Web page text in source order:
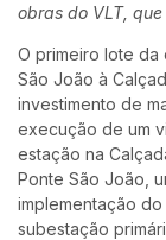
obras do VLT,
O primeiro lote
São João à
investimento de
execução de um
estação na
Ponte São João,
implementação
subestação